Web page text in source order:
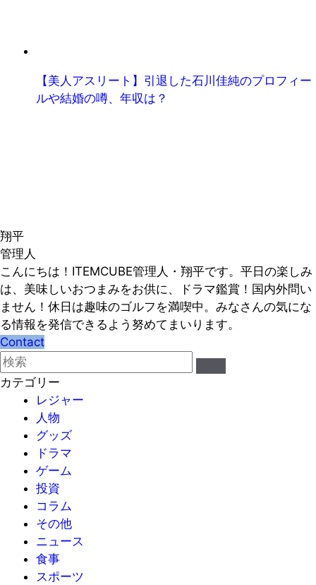
【美人アスリート】引退した石川佳純のプロフィー
ルや結婚の噂、年収は？
翔平
管理人
こんにちは！ITEMCUBE管理人・翔平です。平日の楽しみ
は、美味しいおつまみをお供に、ドラマ鑑賞！国内外問い
ません！休日は趣味のゴルフを満喫中。みなさんの気にな
る情報を発信できるよう努めてまいります。
Contact
カテゴリー
レジャー
人物
グッズ
ドラマ
ゲーム
投資
コラム
その他
ニュース
食事
スポーツ